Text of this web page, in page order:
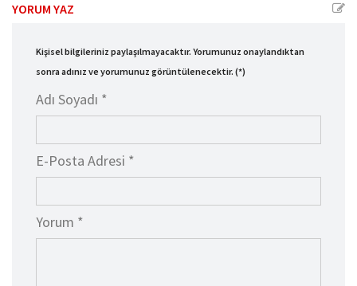
YORUM YAZ
Kişisel bilgileriniz paylaşılmayacaktır. Yorumunuz onaylandıktan
sonra adınız ve yorumunuz görüntülenecektir. (*)
Adı Soyadı *
E-Posta Adresi *
Yorum *